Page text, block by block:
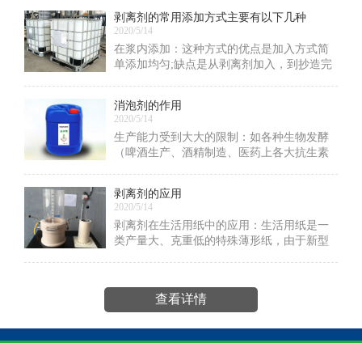
剥离剂的常用添加方式主要有以下几种
2020/5/14
在浆内添加：这种方式的优点是加入方式简
单添加均匀;缺点是从剥离剂加入，到抄造完
变化
消泡剂的作用
2020/5/14
生产能力受到大大的限制：如各种生物发酵
（啤酒生产、酒精制造、医药上各大抗生素
失，投料系数要大打折扣，有时达不到30%
剥离剂的应用
2020/5/14
剥离剂在生活用纸中的应用：生活用纸是一
类产量大、克重低的特殊薄形纸，由于新型
液，与粘合剂一并使用能起到起皱和有效的
剥离效果查看详情